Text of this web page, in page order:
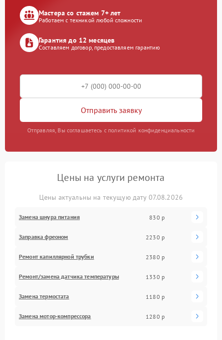
Мастера со стажем 7+ лет
Работаем с техникой любой сложности
Гарантия до 12 месяцев
Составляем договор, предоставляем гарантию
Отправить заявку
Отправляя, Вы соглашаетесь с политикой конфиденциальности
Цены на услуги ремонта
Цены актуальны на текущую дату 07.08.2026
Замена шнура питания 830 р
Заправка фреоном 2230 р
Ремонт капиллярной трубки 2380 р
Ремонт/замена датчика температуры 1330 р
Замена термостата 1180 р
Замена мотор-компрессора 1280 р